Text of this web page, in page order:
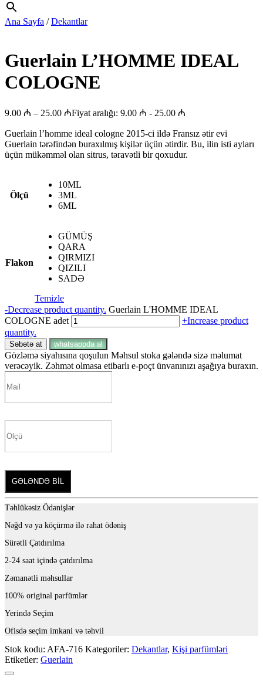
Ana Sayfa /Dekantlar
Guerlain L’HOMME IDEAL
COLOGNE
9.00 ₼ – 25.00 ₼Fiyat aralığı: 9.00 ₼ - 25.00 ₼
Guerlain l’homme ideal cologne 2015-ci ildə Fransız ətir evi
Guerlain tərəfindən buraxılmış kişilər üçün ətirdir. Bu, ilin isti ayları
üçün mükəmməl olan sitrus, təravətli bir qoxudur.
Ölçü
10ML
3ML
6ML
Flakon
GÜMÜŞ
QARA
QIRMIZI
QIZILI
SADƏ
Temizle
-Decrease product quantity. Guerlain L'HOMME IDEAL
COLOGNE adet
+Increase product
quantity.
Səbətə at whatsappda al
Gözləmə siyahısına qoşulun Məhsul stoka gələndə sizə məlumat
verəcəyik. Zəhmət olmasa etibarlı e-poçt ünvanınızı aşağıya buraxın.
GƏLƏNDƏ BİL
Təhlükəsiz Ödənişlər
Nəğd və ya köçürmə ilə rahat ödəniş
Sürətli Çatdırılma
2-24 saat içində çatdırılma
Zəmanətli məhsullar
100% original parfümlər
Yerində Seçim
Ofisdə seçim imkani və təhvil
Stok kodu: AFA-716 Kategoriler: Dekantlar, Kişi parfümləri
Etiketler: Guerlain